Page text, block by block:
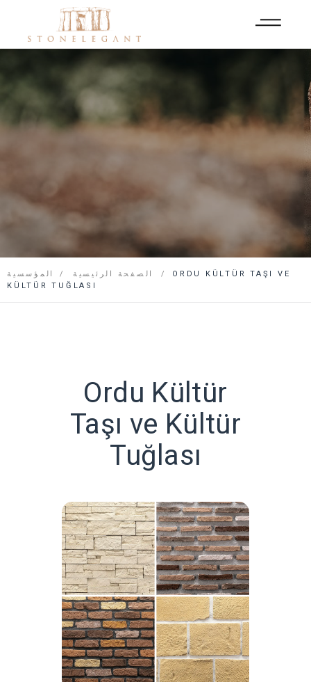
الصفحة الرئيسية المؤسسية
ORDU KÜLTÜR TAŞI VE
KÜLTÜR TUĞLASI
Ordu Kültür
Taşı ve Kültür
Tuğlası